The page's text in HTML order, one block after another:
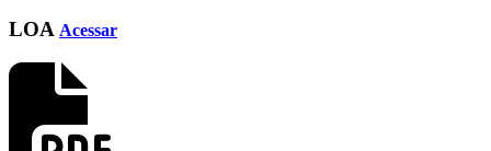
LOA Acessar